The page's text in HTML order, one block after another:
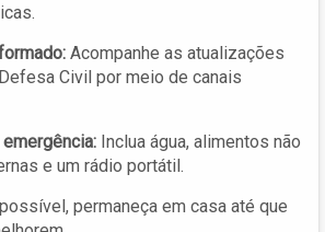
Acompanhe as atualizações
Civil por meio de canais
Inclua água, alimentos não
e um rádio portátil.
permaneça em casa até que